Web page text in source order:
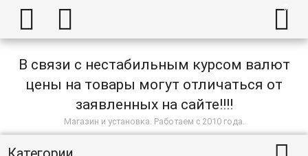
  
В связи с нестабильным курсом валют
цены на товары могут отличаться от
заявленных на сайте!!!!
Магазин и установка. Работаем с 2010 года.